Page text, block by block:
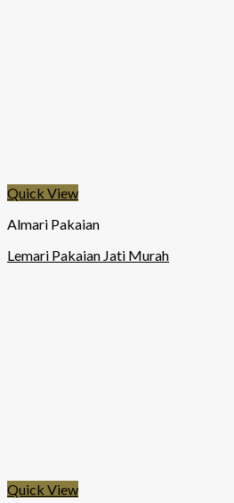
Quick View
Almari Pakaian
Lemari Pakaian Jati Murah
Quick View